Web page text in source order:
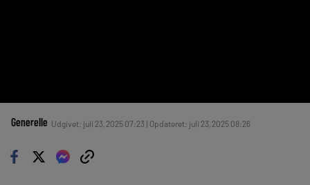
Generelle Udgivet: juli 23, 2025 07:23 | Opdateret: juli 23, 2025 08:26